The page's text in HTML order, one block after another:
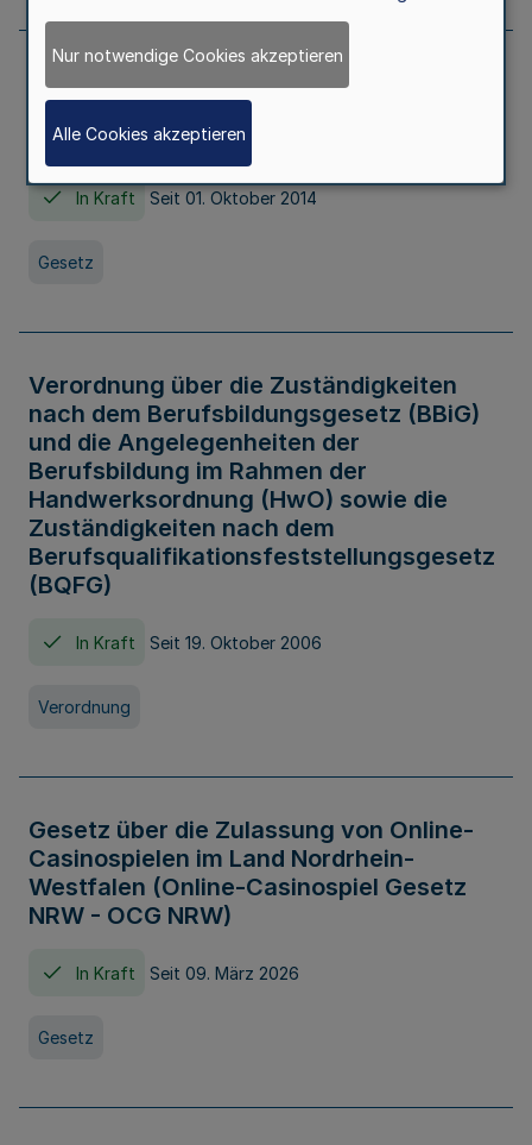
Gesetz über die Hochschulen des Landes
Nordrhein-Westfalen (Hochschulgesetz -
HG)
In Kraft Seit 01. Oktober 2014
Gesetz
Verordnung über die Zuständigkeiten
nach dem Berufsbildungsgesetz (BBiG)
und die Angelegenheiten der
Berufsbildung im Rahmen der
Handwerksordnung (HwO) sowie die
Zuständigkeiten nach dem
Berufsqualifikationsfeststellungsgesetz
(BQFG)
In Kraft Seit 19. Oktober 2006
Verordnung
Gesetz über die Zulassung von Online-
Casinospielen im Land Nordrhein-
Westfalen (Online-Casinospiel Gesetz
NRW - OCG NRW)
In Kraft Seit 09. März 2026
Gesetz
Nur notwendige Cookies akzeptieren
Alle Cookies akzeptieren